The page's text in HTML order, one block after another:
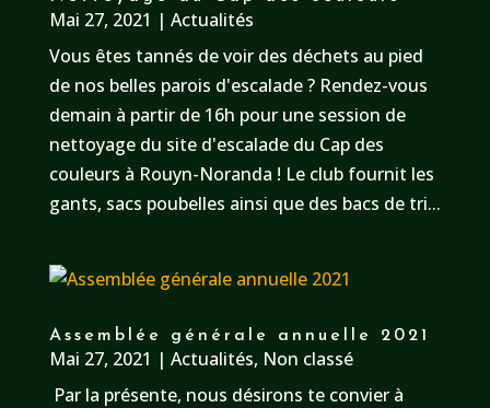
Mai 27, 2021 | Actualités
Vous êtes tannés de voir des déchets au pied
de nos belles parois d'escalade ? Rendez-vous
demain à partir de 16h pour une session de
nettoyage du site d'escalade du Cap des
couleurs à Rouyn-Noranda ! Le club fournit les
gants, sacs poubelles ainsi que des bacs de tri...
Assemblée générale annuelle 2021
Mai 27, 2021 | Actualités, Non classé
Par la présente, nous désirons te convier à